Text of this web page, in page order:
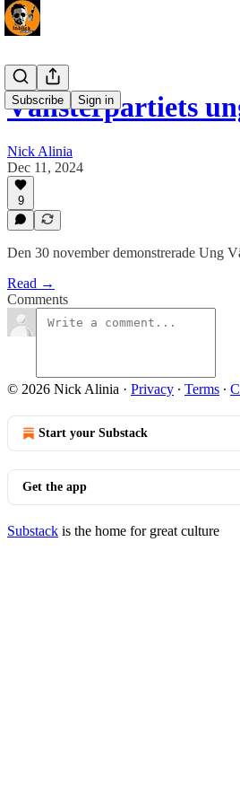
Subscribe Sign in
Vänsterpartiets
Nick Alinia
Dec 11, 2024
9
Den 30 november demonstrerade Ung
Read →
Comments
© 2026 Nick Alinia · Privacy ∙ Terms ∙
Start your Substack
Get the app
Substack is the home for great culture